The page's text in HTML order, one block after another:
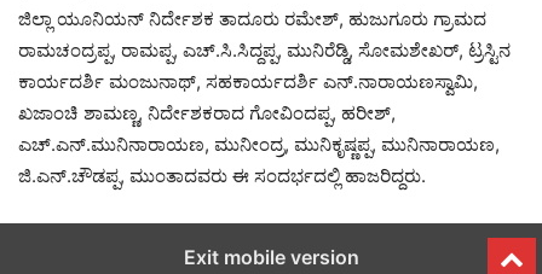
ಜಿಲ್ಲಾ ಯೂನಿಯನ್ ನಿರ್ದೇಶಕ ತಾದೂರು ರಮೇಶ್, ಹುಜುಗೂರು ಗ್ರಾಮದ
ರಾಮಚಂದ್ರಪ್ಪ, ರಾಮಪ್ಪ, ಎಚ್.ಸಿ.ಸಿದ್ದಪ್ಪ, ಮುನಿರೆಡ್ಡಿ, ಸೋಮಶೇಖರ್, ಟ್ರಸ್ಟಿನ
ಕಾರ್ಯದರ್ಶಿ ಮಂಜುನಾಥ್, ಸಹಕಾರ್ಯದರ್ಶಿ ಎನ್.ನಾರಾಯಣಸ್ವಾಮಿ,
ಖಜಾಂಚಿ ಶಾಮಣ್ಣ, ನಿರ್ದೇಶಕರಾದ ಗೋವಿಂದಪ್ಪ, ಹರೀಶ್,
ಎಚ್.ಎನ್.ಮುನಿನಾರಾಯಣ, ಮುನೀಂದ್ರ, ಮುನಿಕೃಷ್ಣಪ್ಪ, ಮುನಿನಾರಾಯಣ,
ಜಿ.ಎನ್.ಚೌಡಪ್ಪ, ಮುಂತಾದವರು ಈ ಸಂದರ್ಭದಲ್ಲಿ ಹಾಜರಿದ್ದರು.
Exit mobile version